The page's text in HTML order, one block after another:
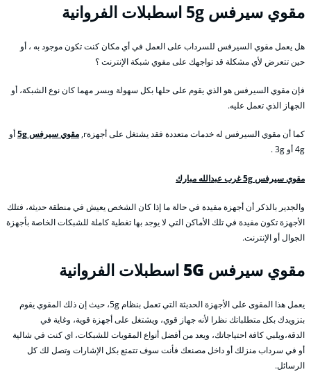
مقوي سيرفس 5g اسطبلات الفروانية
هل يعمل مقوي السيرفس للسرداب على العمل في أي مكان كنت تكون موجود به ، أو
حين تتعرض لأي مشكلة قد تواجهك على مقوي شبكة الإنترنت ؟
فإن مقوي السيرفس هو الذي يقوم على حلها بكل سهولة ويسر مهما كان نوع الشبكة، أو
الجهاز الذي تعمل عليه.
كما أن مقوي السيرفس له خدمات متعددة فقد يشتغل على أجهزةr, مقوي سيرفس 5g
أو
4g أو 3g .
مقوي سيرفس 5g غرب عبدالله مبارك
والجدير بالذكر أن أجهزة مفيدة في حالة ما إذا كان الشخص يعيش في منطقة حديثة، فتلك
الأجهزة تكون مفيدة في تلك الأماكن التي لا يوجد بها تغطية كاملة للشبكات الخاصة بأجهزة
الجوال أو الإنترنت.
مقوي سيرفس 5G اسطبلات الفروانية
يعمل هذا المقوى على الأجهزة الحديثة التي تعمل بنظام 5g، حيث إن ذلك المقوي يقوم
بتزويدك بكل متطلباتك نظرا لأنه جهاز قوي، ويشتغل على أجهزة قوية، وغاية في
الدقة،ويلبي كافة احتياجاتك، ويعد من أفضل أنواع المقويات للشبكات، اي كنت في شالية
أو في سرداب منزلك أو داخل مصنعك فأنت سوف تتمتع بكل الإشارات وتصل لك كل
الرسائل.